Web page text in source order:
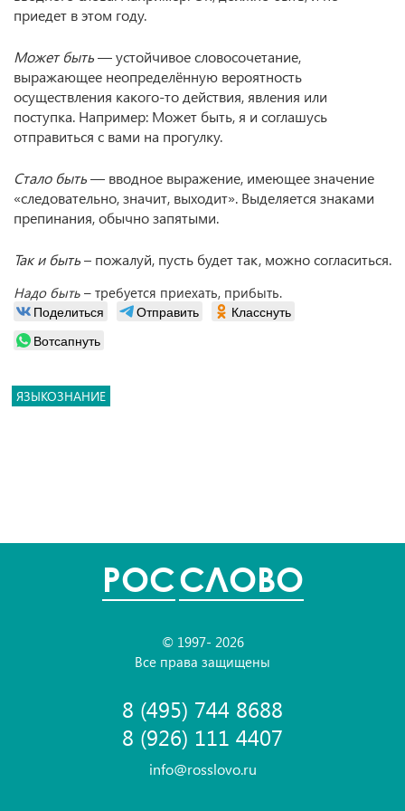
приедет в этом году.
Может быть— устойчивое словосочетание,
выражающее неопределённую вероятность
осуществления какого-то действия, явления или
поступка. Например: Может быть, я и соглашусь
отправиться с вами на прогулку.
Стало быть— вводное выражение, имеющее значение
«следовательно, значит, выходит». Выделяется знаками
препинания, обычно запятыми.
Так и быть– пожалуй, пусть будет так, можно согласиться.
Надо быть – требуется приехать, прибыть.
Поделиться
Отправить
Класснуть
Вотсапнуть
ЯЗЫКОЗНАНИЕ
POCСЛОВО
© 1997- 2026
Все права защищены
8 (495) 744 8688
8 (926) 111 4407
info@rosslovo.ru